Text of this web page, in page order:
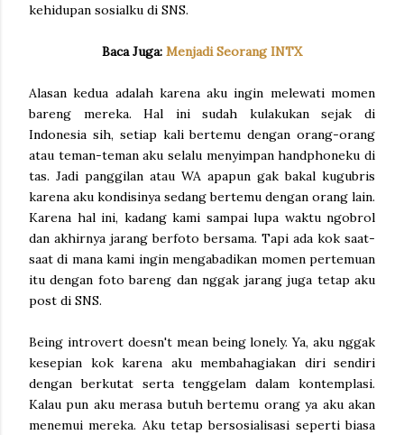
kehidupan sosialku di SNS.
Baca Juga: Menjadi Seorang INTX
Alasan kedua adalah karena aku ingin melewati momen
bareng mereka. Hal ini sudah kulakukan sejak di
Indonesia sih, setiap kali bertemu dengan orang-orang
atau teman-teman aku selalu menyimpan handphoneku di
tas. Jadi panggilan atau WA apapun gak bakal kugubris
karena aku kondisinya sedang bertemu dengan orang lain.
Karena hal ini, kadang kami sampai lupa waktu ngobrol
dan akhirnya jarang berfoto bersama. Tapi ada kok saat-
saat di mana kami ingin mengabadikan momen pertemuan
itu dengan foto bareng dan nggak jarang juga tetap aku
post di SNS.
Being introvert doesn't mean being lonely. Ya, aku nggak
kesepian kok karena aku membahagiakan diri sendiri
dengan berkutat serta tenggelam dalam kontemplasi.
Kalau pun aku merasa butuh bertemu orang ya aku akan
menemui mereka. Aku tetap bersosialisasi seperti biasa